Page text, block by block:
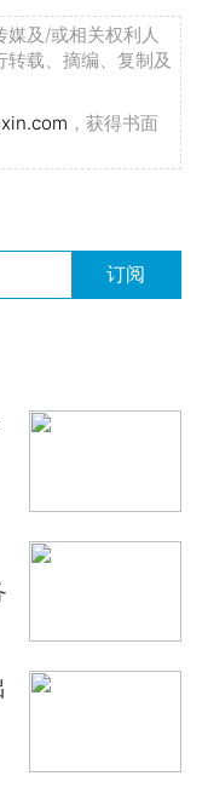
及/或相关权利人
载、摘编、复制及
，获得书面
订阅